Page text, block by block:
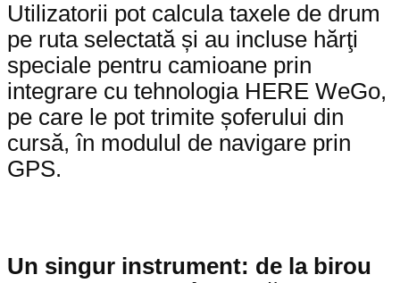
Utilizatorii pot calcula taxele de drum
pe ruta selectată și au incluse hărţi
speciale pentru camioane prin
integrare cu tehnologia HERE WeGo,
pe care le pot trimite șoferului din
cursă, în modulul de navigare prin
GPS.
Un singur instrument: de la birou